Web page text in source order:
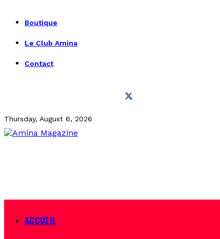
Boutique
Le Club Amina
Contact
Thursday, August 6, 2026
ACCUEIL